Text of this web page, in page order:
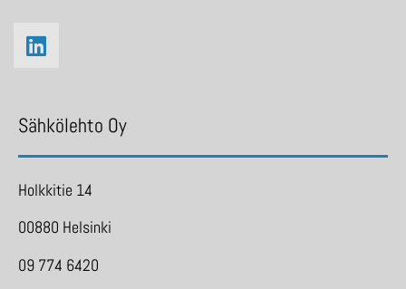
Sähkölehto Oy
Holkkitie 14
00880 Helsinki
09 774 6420